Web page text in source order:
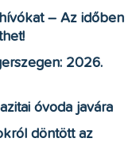
– Az időben
2026.
óvoda javára
döntött az